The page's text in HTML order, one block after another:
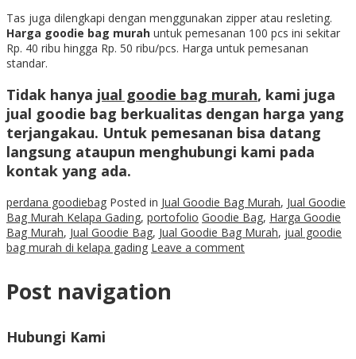
Tas juga dilengkapi dengan menggunakan zipper atau resleting.
Harga goodie bag murah untuk pemesanan 100 pcs ini sekitar
Rp. 40 ribu hingga Rp. 50 ribu/pcs. Harga untuk pemesanan
standar.
Tidak hanya jual goodie bag murah, kami juga
jual goodie bag berkualitas dengan harga yang
terjangakau. Untuk pemesanan bisa datang
langsung ataupun menghubungi kami pada
kontak yang ada.
perdana goodiebag Posted in Jual Goodie Bag Murah, Jual Goodie
Bag Murah Kelapa Gading, portofolio Goodie Bag, Harga Goodie
Bag Murah, Jual Goodie Bag, Jual Goodie Bag Murah, jual goodie
bag murah di kelapa gading Leave a comment
Post navigation
Hubungi Kami